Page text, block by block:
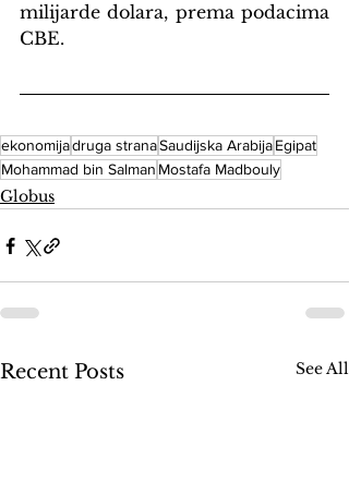
milijarde dolara, prema podacima
CBE.
ekonomijadruga stranaSaudijska ArabijaEgipat
Mohammad bin Salman Mostafa Madbouly
Globus
Recent Posts See All